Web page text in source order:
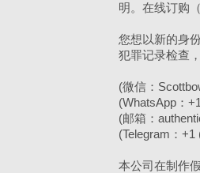
明。在线订购
您想以新的身
犯罪记录检查
(微信：
(WhatsApp：
(邮箱：
(Telegram：+1
本公司在制作